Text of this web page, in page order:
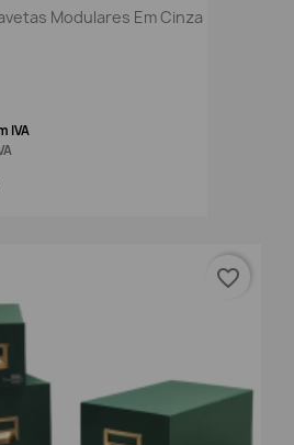
Modulares Em Cinza
IVA
favorite_border